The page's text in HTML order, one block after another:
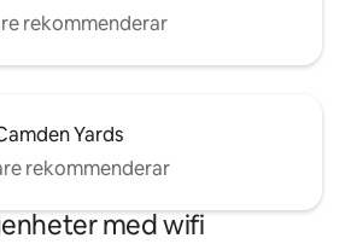
rekommenderar
Yards
rekommenderar
med wifi